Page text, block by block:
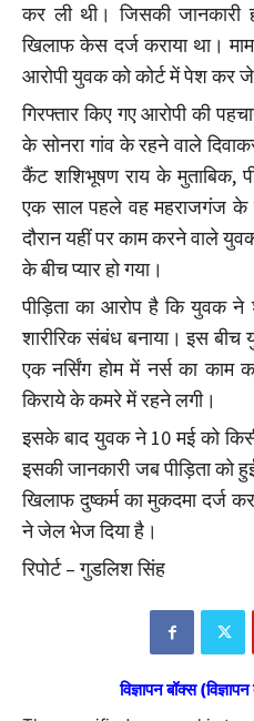
कर ली थी। जिसकी
खिलाफ केस दर्ज कराया था।
आरोपी युवक को कोर्ट में पेश कर
गिरफ्तार किए गए आरोपी की
के सोनरा गांव के रहने वाले
कैंट शशिभूषण राय के मुताबिक,
एक साल पहले वह महराजगंज के
दौरान यहीं पर काम करने वाले
के बीच प्यार हो गया।
पीड़िता का आरोप है कि युवक
शारीरिक संबंध बनाया। इस
एक नर्सिंग होम में नर्स का
किराये के कमरे में रहने लगी।
इसके बाद युवक ने 10 मई को
इसकी जानकारी जब पीड़िता को
खिलाफ दुष्कर्म का मुकदमा दर्ज
ने जेल भेज दिया है।
रिपोर्ट – गुडलिश सिंह
विज्ञापन बॉक्स